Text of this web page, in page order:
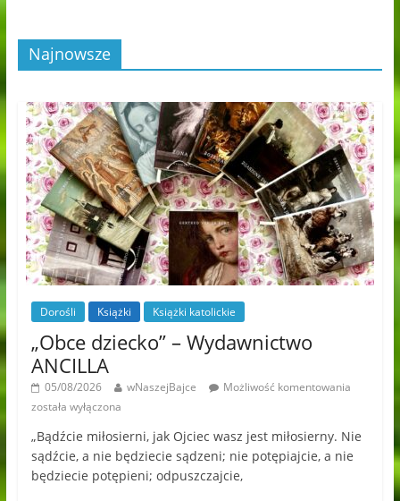
Najnowsze
Dorośli Książki Książki katolickie
„Obce dziecko” – Wydawnictwo
ANCILLA
05/08/2026 wNaszejBajce
Możliwość komentowania
została wyłączona
„Bądźcie miłosierni, jak Ojciec wasz jest miłosierny. Nie
sądźcie, a nie będziecie sądzeni; nie potępiajcie, a nie
będziecie potępieni; odpuszczajcie,